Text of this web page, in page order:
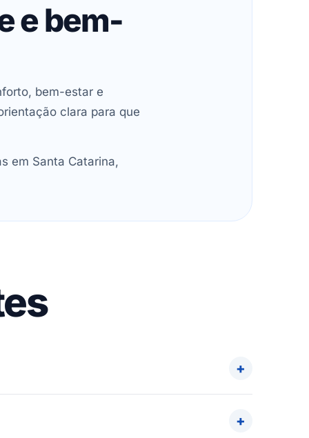
e bem-
bem-estar e
clara para que
em Santa Catarina,